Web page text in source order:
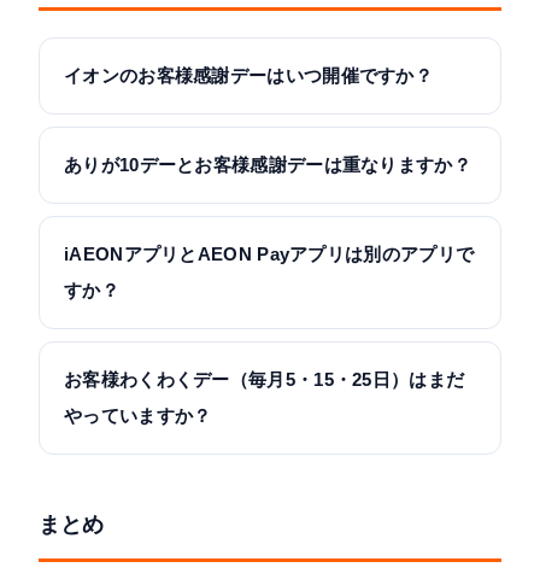
イオンのお客様感謝デーはいつ開催ですか？
ありが10デーとお客様感謝デーは重なりますか？
iAEONアプリとAEON Payアプリは別のアプリで
すか？
お客様わくわくデー（毎月5・15・25日）はまだ
やっていますか？
まとめ